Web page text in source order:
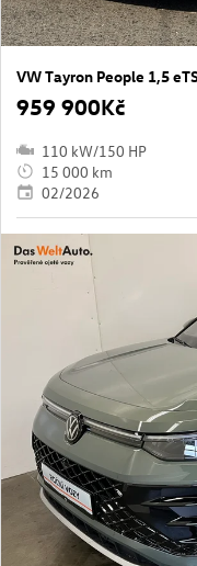
959 900Kč
110 kW/150 HP
15 000 km
02/2026